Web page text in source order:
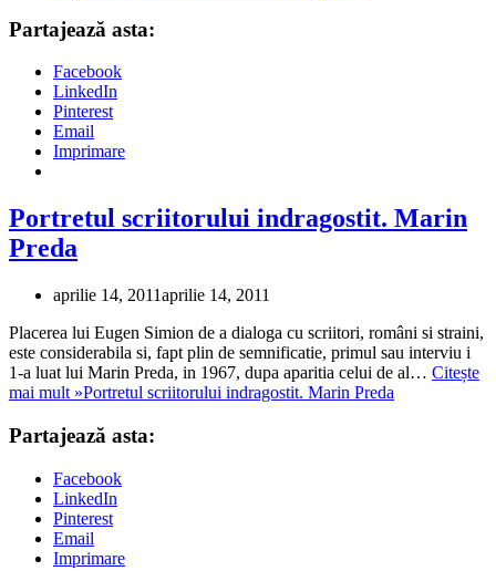
Partajează asta:
Facebook
LinkedIn
Pinterest
Email
Imprimare
Portretul scriitorului indragostit. Marin
Preda
aprilie 14, 2011aprilie 14, 2011
Placerea lui Eugen Simion de a dialoga cu scriitori, români si straini,
este considerabila si, fapt plin de semnificatie, primul sau interviu i
1-a luat lui Marin Preda, in 1967, dupa aparitia celui de al… Citește
mai mult »Portretul scriitorului indragostit. Marin Preda
Partajează asta:
Facebook
LinkedIn
Pinterest
Email
Imprimare